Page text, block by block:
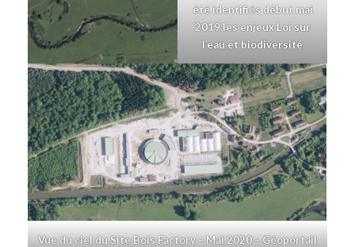
été identifiés début mai
2019 les enjeux Loi sur
l’eau et biodiversité
Vue du ciel du Site Bois Factory – Mai 2020 – Géoportail